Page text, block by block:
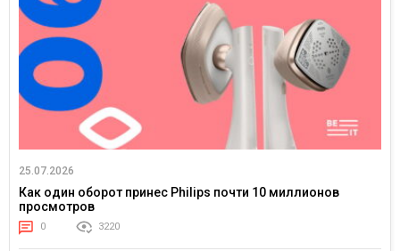
25.07.2026
Как один оборот принес Philips почти 10 миллионов
просмотров
0 3220